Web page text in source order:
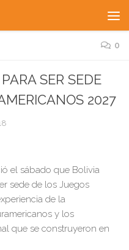
0
SER SEDE
2027
el sábado que Bolivia
sede de los Juegos
de la
y los
que se construyeron en